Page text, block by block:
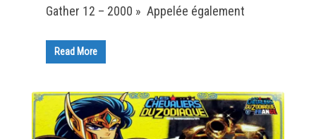
Gather 12 – 2000 » Appelée également
Read More